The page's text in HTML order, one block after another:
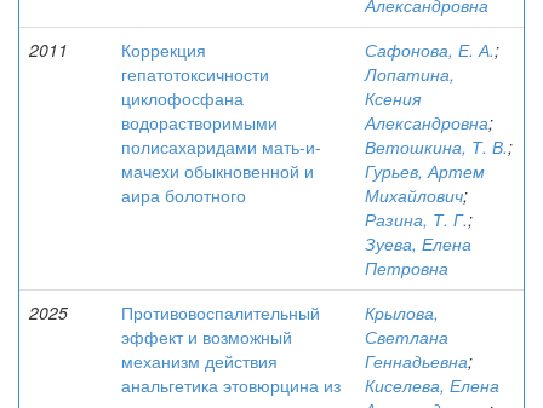
Александровна
2011
Коррекция
гепатотоксичности
циклофосфана
водорастворимыми
полисахаридами мать-и-
мачехи обыкновенной и
аира болотного
Сафонова, Е. А.;
Лопатина,
Ксения
Александровна;
Ветошкина, Т. В.;
Гурьев, Артем
Михайлович;
Разина, Т. Г.;
Зуева, Елена
Петровна
2025
Противовоспалительный
эффект и возможный
механизм действия
анальгетика этовюрцина из
Крылова,
Светлана
Геннадьевна;
Киселева, Елена